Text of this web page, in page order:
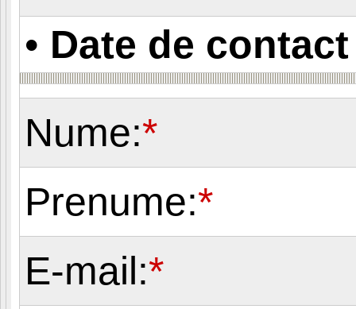
• Date de contact
Nume:*
Prenume:*
E-mail:*